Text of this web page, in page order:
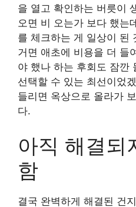
을 열고 확인하는 버릇이
오면 비 오는가 보다 했는
를 체크하는 게 일상이 된
거면 애초에 비용을 더 들
야 했나 하는 후회도 잠깐
선택할 수 있는 최선이었
들리면 옥상으로 올라가
다.
아직 해결되
함
결국 완벽하게 해결된 건